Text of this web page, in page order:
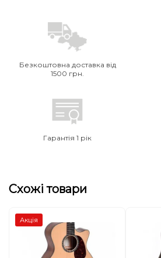
Безкоштовна доставка від
1500 грн.
Гарантія 1 рік
Схожі товари
Акція